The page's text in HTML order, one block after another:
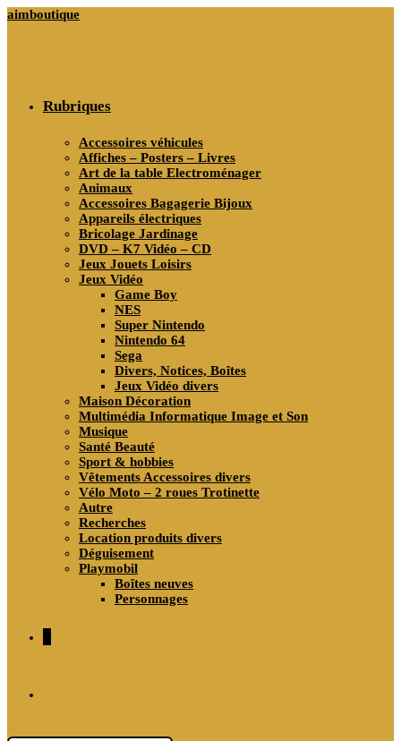
Skip
aimboutique
Rubriques
Accessoires véhicules
Affiches – Posters – Livres
Art de la table Electroménager
Animaux
Accessoires Bagagerie Bijoux
Appareils électriques
Bricolage Jardinage
DVD – K7 Vidéo – CD
Jeux Jouets Loisirs
Jeux Vidéo
Game Boy
NES
Super Nintendo
Nintendo 64
Sega
Divers, Notices, Boîtes
Jeux Vidéo divers
Maison Décoration
Multimédia Informatique Image et Son
Musique
Santé Beauté
Sport & hobbies
Vêtements Accessoires divers
Vélo Moto – 2 roues Trotinette
Autre
Recherches
Location produits divers
Déguisement
Playmobil
Boîtes neuves
Personnages